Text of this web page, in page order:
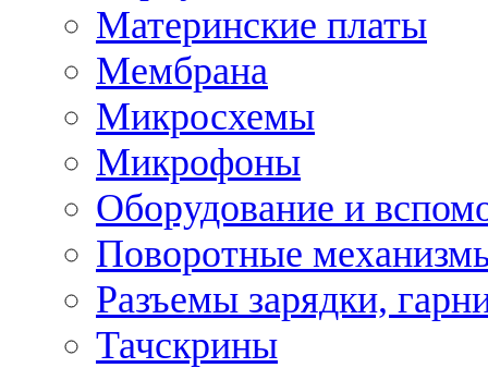
Материнские платы
Мембрана
Микросхемы
Микрофоны
Оборудование и
Поворотные
Разъемы зарядки,
Тачскрины